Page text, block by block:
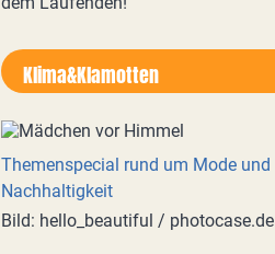
Klima&Klamotten
Themenspecial rund um Mode und
Nachhaltigkeit
Bild: hello_beautiful / photocase.de